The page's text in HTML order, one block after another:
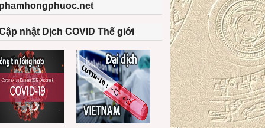
phamhongphuoc.net
nhật Dịch COVID Thế giới